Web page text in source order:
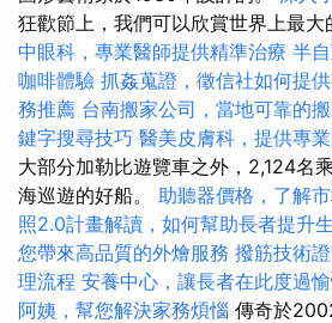
狂歡節上，我們可以欣賞世界上最大
中眼科，專業醫師提供精準治療 半
咖啡體驗 抓姦蒐證，徵信社如何提
務推薦 台南搬家公司，當地可靠的
鍵字搜尋技巧 醫美皮膚科，提供專
大部分加勒比遊覽車之外，2,124名
海巡遊的好船。 助聽器價格，了解
照2.0計畫解讀，如何幫助長者提升
您帶來高品質的外燴服務 撥筋技術
理流程 安養中心，讓長者在此度過
阿姨，幫您解決家務煩惱 傳奇於